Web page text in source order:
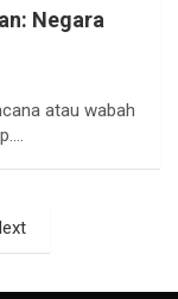
Negara
atau wabah